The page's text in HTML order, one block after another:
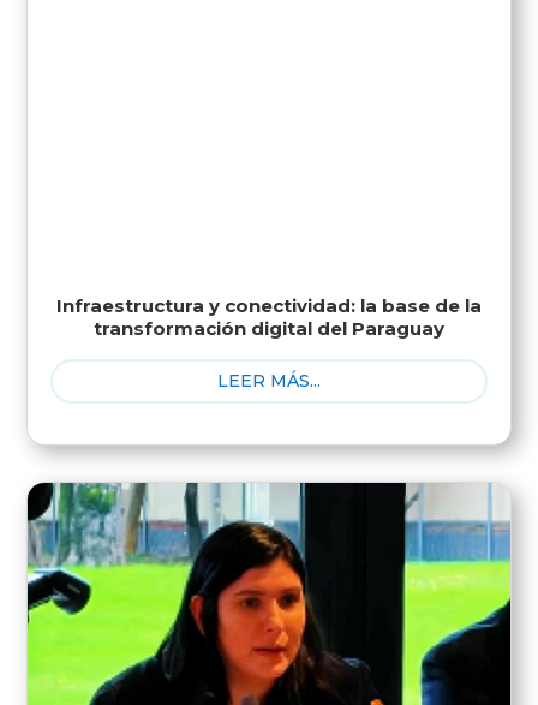
Infraestructura y conectividad: la base de la
transformación digital del Paraguay
LEER MÁS...